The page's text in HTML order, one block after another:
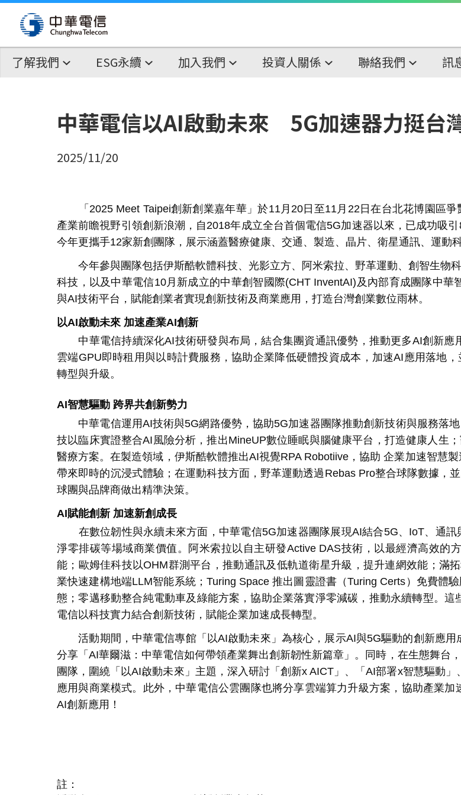
了解我們 ESG永續 加入我們 投資人關係 聯絡我們 訊
中華電信以AI啟動未來 5G加速器力挺台
2025/11/20
「 2025 Meet Taipei創新創業嘉年華」於11月 20 日至11月 22日在台北花博園區
產業前瞻視野引領創新浪潮，自 2018年成立全台首個電信5G加速器以來，已成功吸引
今年更攜手12家新創團隊，展示涵蓋醫療健康、交通、製造、晶片、衛星通訊、運動
今年參與團隊包括伊斯酷軟體科技、光影立方、阿米索拉、野革運動、創智生物
科技，以及中華電信10月新成立的中華創智國際(CHT InventAI)及內部育成團隊中華
與AI技術平台，賦能創業者實現創新技術及商業應用，打造台灣創業數位雨林。
以AI啟動未來 加速產業AI創新
中華電信持續深化AI技術研發與布局，結合集團資通訊優勢，推動更多AI創新應
雲端GPU即時租用與以時計費服務，協助企業降低硬體投資成本，加速AI 應用落地
轉型與升級。
AI智慧驅動 跨界共創新勢力
中華電信運用AI技術與5G網路優勢，協助5G加速器團隊推動創新技術與服務落
技以臨床實證整合AI 風險分析，推出MineUP數位睡眠與腦健康平台，打造健康人生
醫療方案。在製造領域，伊斯酷軟體推出AI視覺RPA Robotiive ，協助 企業加速智慧
帶來即時的沉浸式體驗；在運動科技方面，野革運動透過 Rebas Pro整合球隊數據，
球團與品牌商做出精準決策。
AI賦能創新 加速新創成長
在數位韌性與永續未來方面，中華電信5G加速器團隊展現AI結合5G、 IoT、通訊
淨零排碳等場域商業價值。阿米索拉以自主研發Active DAS技術，以最經濟高效的
能；歐姆佳科技以OHM群測平台，推動通訊及低軌道衛星升級，提升連網效能；滿
業快速建構地端LLM智能系統； Turing Space推出圖靈證書（Turing Certs ）免費體
態；零邁移動整合純電動車及綠能方案，協助企業落實淨零減碳，推動永續轉型。這
電信以科技實力結合創新技術，賦能企業加速成長轉型。
活動期間，中華電信專館「以AI啟動未來」為核心，展示AI與5G驅動的創新應用
分享「AI華爾滋：中華電信如何帶領產業舞出創新韌性新篇章」。同時，在生態舞台
團隊，圍繞「以AI啟動未來」主題，深入研討「創新x AICT 」、「AI部署x智慧驅動」
應用與商業模式。此外，中華電信公雲團隊也將分享雲端算力升級方案，協助產業加
AI創新應用！
註：